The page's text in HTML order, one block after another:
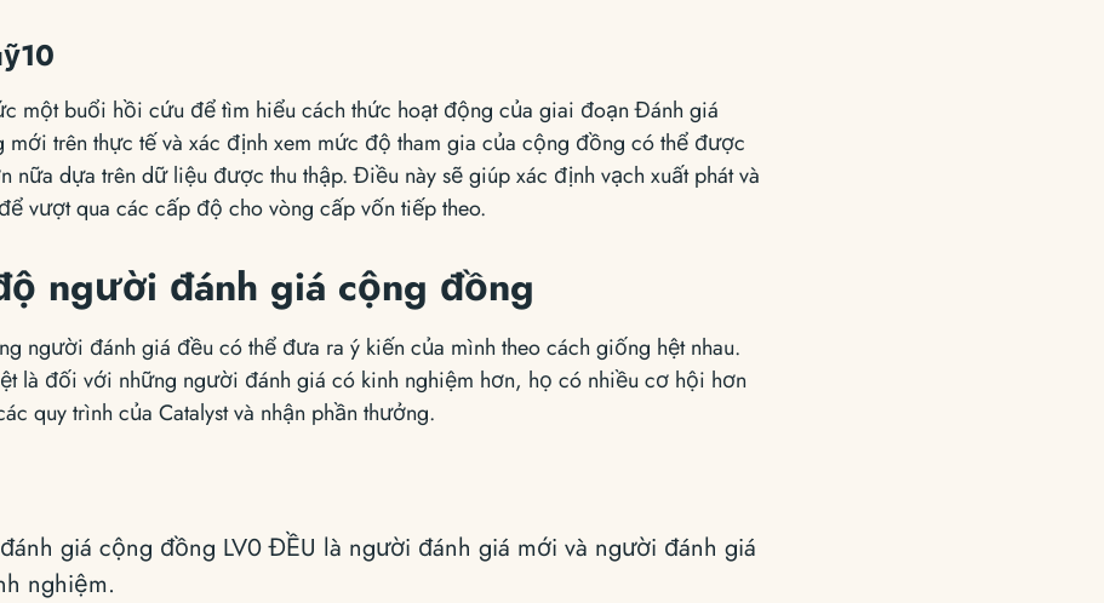
một buổi hồi cứu để tìm hiểu cách thức hoạt động của giai đoạn Đánh giá
mới trên thực tế và xác định xem mức độ tham gia của cộng đồng có thể được
nữa dựa trên dữ liệu được thu thập. Điều này sẽ giúp xác định vạch xuất phát và
vượt qua các cấp độ cho vòng cấp vốn tiếp theo.
người đánh giá cộng đồng
người đánh giá đều có thể đưa ra ý kiến ​​của mình theo cách giống hệt nhau.
là đối với những người đánh giá có kinh nghiệm hơn, họ có nhiều cơ hội hơn
quy trình của Catalyst và nhận phần thưởng.
giá cộng đồng LV0 ĐỀU là người đánh giá mới và người đánh giá
nghiệm.